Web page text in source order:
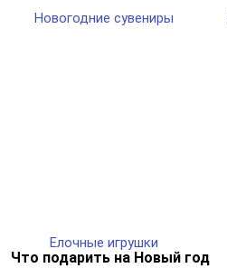
Новогодние сувениры
Елочные игрушки
Что подарить на Новый год